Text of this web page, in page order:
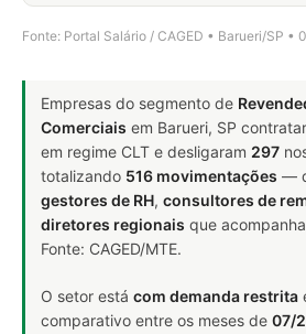
Fonte: Portal Salário / CAGED • Barueri/SP •
Empresas do segmento de
Comerciais em Barueri, SP
em regime CLT e desligaram 297
totalizando 516 movimentações —
gestores de RH, consultores de
diretores regionais que
Fonte: CAGED/MTE.
O setor está com demanda restrita
comparativo entre os meses de 07/